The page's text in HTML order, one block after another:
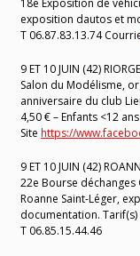
18e Exposition de
exposition dautos et
T 06.87.83.13.74
9 ET 10 JUIN (42)
Salon du Modélisme,
anniversaire du club
4,50 € – Enfants <12
Site https://
9 ET 10 JUIN (42)
22e Bourse
Roanne Saint-Léger,
documentation.
T 06.85.15.44.46